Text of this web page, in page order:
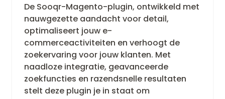
De Sooqr-Magento-plugin, ontwikkeld met
nauwgezette aandacht voor detail,
optimaliseert jouw e-
commerceactiviteiten en verhoogt de
zoekervaring voor jouw klanten. Met
naadloze integratie, geavanceerde
zoekfuncties en razendsnelle resultaten
stelt deze plugin je in staat om